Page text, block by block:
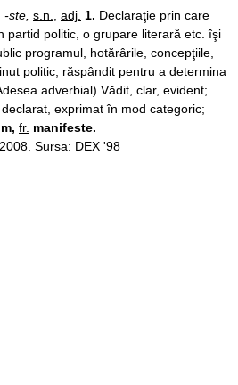
ste, s.n. adj. 1. Declaraţie prin care
partid politic, o grupare literară etc. îşi
programul, hotărârile, concepţiile,
politic, răspândit pentru a determina
adverbial) Vădit, clar, evident;
exprimat în mod categoric;
fr. manifeste.
Sursa: DEX '98